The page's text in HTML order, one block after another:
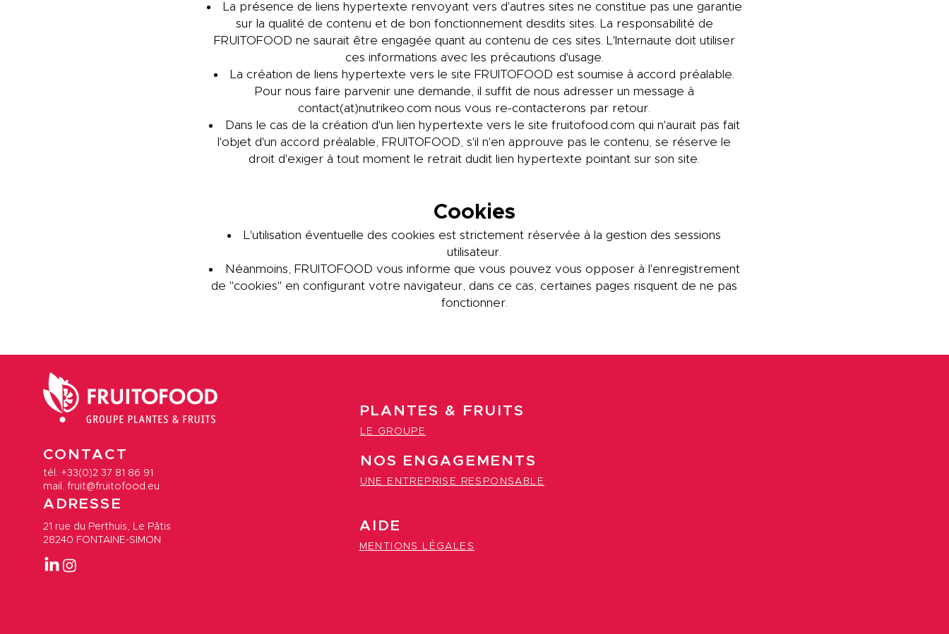
La présence de liens hypertexte renvoyant vers d'autres sites ne constitue pas une garantie
sur la qualité de contenu et de bon fonctionnement desdits sites. La responsabilité de
FRUITOFOOD ne saurait être engagée quant au contenu de ces sites. L'Internaute doit utiliser
ces informations avec les précautions d'usage.
La création de liens hypertexte vers le site FRUITOFOOD est soumise à accord préalable.
Pour nous faire parvenir une demande, il suffit de nous adresser un message à
contact(at)nutrikeo.com nous vous re-contacterons par retour.
Dans le cas de la création d'un lien hypertexte vers le site fruitofood.com qui n'aurait pas fait
l'objet d'un accord préalable, FRUITOFOOD, s'il n'en approuve pas le contenu, se réserve le
droit d'exiger à tout moment le retrait dudit lien hypertexte pointant sur son site.
Cookies
L'utilisation éventuelle des cookies est strictement réservée à la gestion des sessions
utilisateur.
Néanmoins, FRUITOFOOD vous informe que vous pouvez vous opposer à l'enregistrement
de "cookies" en configurant votre navigateur, dans ce cas, certaines pages risquent de ne pas
fonctionner.
CONTACT
tél. +33(0)2 37 81 86 91
mail. fruit@fruitofood.eu
21 rue du Perthuis, Le Pâtis
28240 FONTAINE-SIMON
ADRESSE
PLANTES & FRUITS
LE GROUPE
NOS ENGAGEMENTS
UNE ENTREPRISE RESPONSABLE
AIDE
MENTIONS LÉGALES